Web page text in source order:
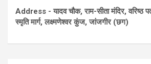
Address - यादव चौक, राम-सीता मंदिर, वरिष्ठ
स्मृति मार्ग, लक्ष्मणेश्वर कुंज, जांजगीर (छग)